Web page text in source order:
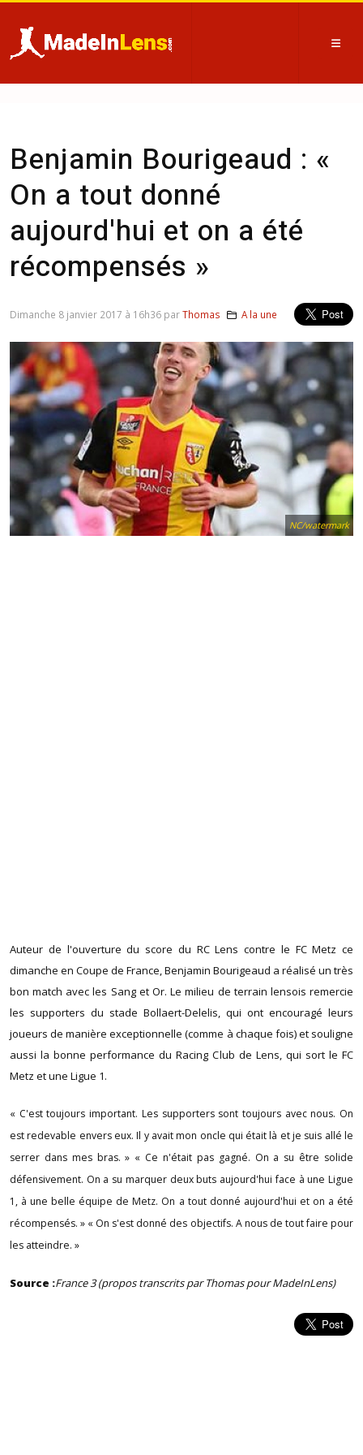
Benjamin Bourigeaud : «
On a tout donné
aujourd'hui et on a été
récompensés »
NC/watermark
Auteur de l'ouverture du score du RC Lens contre le FC Metz ce
dimanche en Coupe de France, Benjamin Bourigeaud a réalisé un très
bon match avec les Sang et Or. Le milieu de terrain lensois remercie
les supporters du stade Bollaert-Delelis, qui ont encouragé leurs
joueurs de manière exceptionnelle (comme à chaque fois) et souligne
aussi la bonne performance du Racing Club de Lens, qui sort le FC
Metz et une Ligue 1.
« C'est toujours important. Les supporters sont toujours avec nous. On
est redevable envers eux. Il y avait mon oncle qui était là et je suis allé le
serrer dans mes bras. » « Ce n'était pas gagné. On a su être solide
défensivement. On a su marquer deux buts aujourd'hui face à une Ligue
1, à une belle équipe de Metz. On a tout donné aujourd'hui et on a été
récompensés. » « On s'est donné des objectifs. A nous de tout faire pour
les atteindre. »
Source :France 3 (propos transcrits par Thomas pour MadeInLens)
Dimanche 8 janvier 2017 à 16h36 parThomas A la une